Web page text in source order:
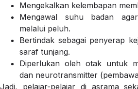
Mengekalkan kelembapan
Mengawal suhu badan
melalui peluh.
Bertindak sebagai penyerap
saraf tunjang.
Diperlukan oleh otak untuk
dan neurotransmitter
Jadi, pelajar-pelajar di asrama